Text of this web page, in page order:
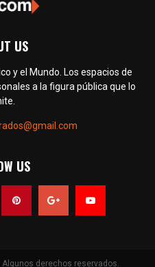
US
y el Mundo. Los espacios de
a la figura pública que lo
US
derechos reservados.